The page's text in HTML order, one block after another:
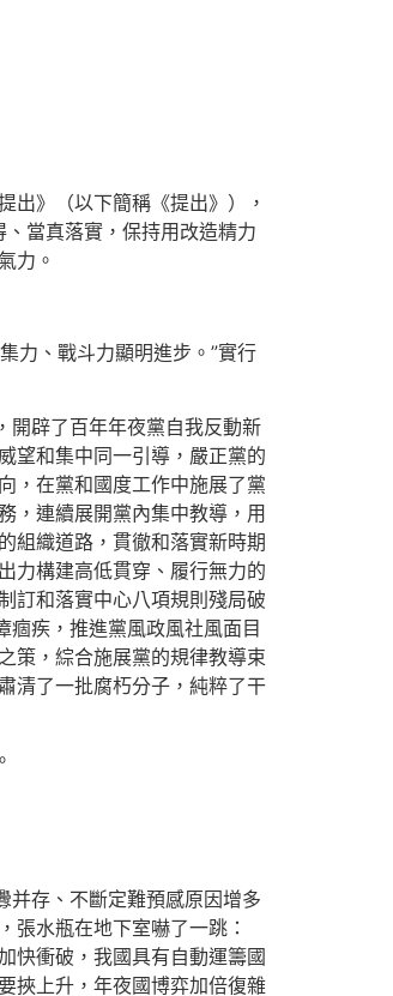
出》（以下簡稱《提出》），
當真落實，保持用改造精力
力。
力、戰斗力顯明進步。”實行
開辟了百年年夜黨自我反動新
望和集中同一引導，嚴正黨的
，在黨和國度工作中施展了黨
，連續展開黨內集中教導，用
組織道路，貫徹和落實新時期
力構建高低貫穿、履行無力的
訂和落實中心八項規則殘局破
痼疾，推進黨風政風社風面目
策，綜合施展黨的規律教導束
清了一批腐朽分子，純粹了干
并存、不斷定難預感原因增多
水瓶在地下室嚇了一跳：
快衝破，我國具有自動運籌國
挾上升，年夜國博弈加倍復雜